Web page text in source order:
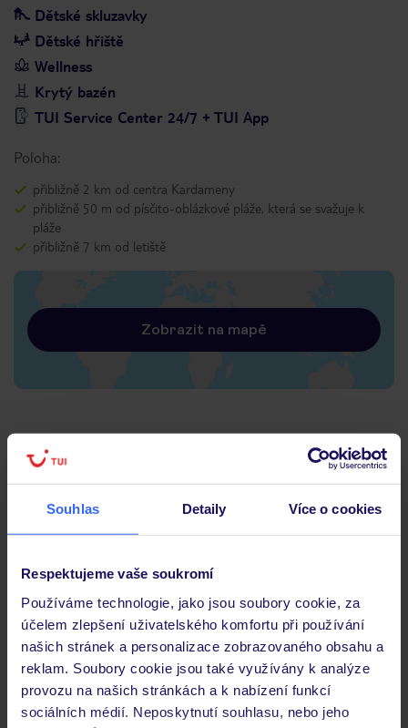
Souhlas Detaily Více o cookies
Respektujeme vaše soukromí
Používáme technologie, jako jsou soubory cookie, za
účelem zlepšení uživatelského komfortu při používání
našich stránek a personalizace zobrazovaného obsahu a
reklam. Soubory cookie jsou také využívány k analýze
provozu na našich stránkách a k nabízení funkcí
sociálních médií. Neposkytnutí souhlasu, nebo jeho
Dětské skluzavky
Dětské hřiště
Wellness
Krytý bazén
TUI Service Center 24/7 + TUI App
Poloha:
přibližně 2 km od centra Kardameny
přibližně 50 m od písčito-oblázkové pláže, která se svažuje k
pláže
přibližně 7 km od letiště
Zobrazit na mapě
Hotel
Hodnocení hostů
Pokoje
Stravování
Důležité informace